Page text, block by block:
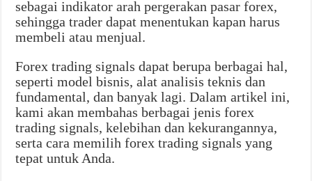
sebagai indikator arah pergerakan pasar forex,
sehingga trader dapat menentukan kapan harus
membeli atau menjual.
Forex trading signals dapat berupa berbagai hal,
seperti model bisnis, alat analisis teknis dan
fundamental, dan banyak lagi. Dalam artikel ini,
kami akan membahas berbagai jenis forex
trading signals, kelebihan dan kekurangannya,
serta cara memilih forex trading signals yang
tepat untuk Anda.